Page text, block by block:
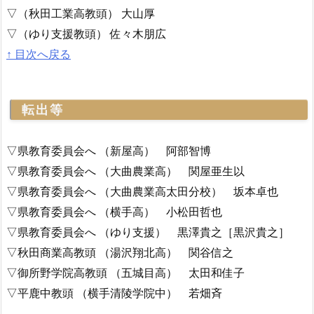
▽（秋田工業高教頭） 大山厚
▽（ゆり支援教頭） 佐々木朋広
↑ 目次へ戻る
転出等
▽県教育委員会へ （新屋高） 阿部智博
▽県教育委員会へ （大曲農業高） 関屋亜生以
▽県教育委員会へ （大曲農業高太田分校） 坂本卓也
▽県教育委員会へ （横手高） 小松田哲也
▽県教育委員会へ （ゆり支援） 黒澤貴之［黒沢貴之］
▽秋田商業高教頭 （湯沢翔北高） 関谷信之
▽御所野学院高教頭 （五城目高） 太田和佳子
▽平鹿中教頭 （横手清陵学院中） 若畑斉